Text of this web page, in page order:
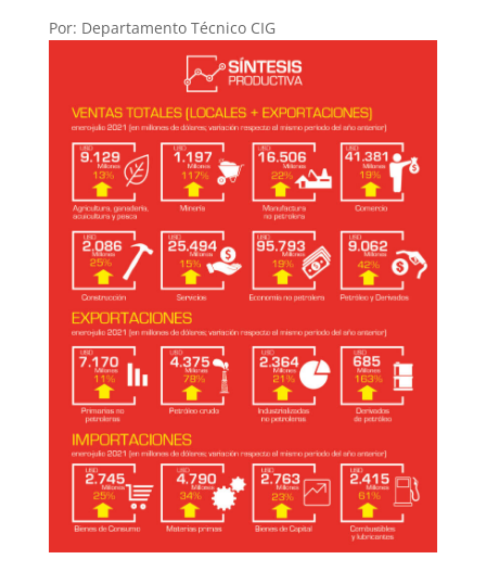
Por: Departamento Técnico CIG